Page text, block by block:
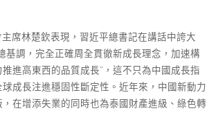
席林楚欽表現，習近平總書記在講話中誇大
基調，完全正確周全貫徹新成長理念，加速構
進高東西的品質成長”，這不只為中國成長指
成長注進穩固性斷定性。近年來，中國新動力
在增添失業的同時也為泰國財產進級、綠色轉